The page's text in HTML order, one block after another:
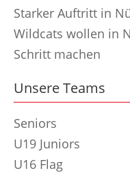
Starker Auftritt in
Wildcats wollen in
Schritt machen
Unsere Teams
Seniors
U19 Juniors
U16 Flag